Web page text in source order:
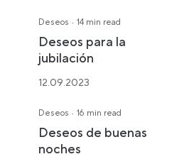
Deseos · 14 min read
Deseos para la
jubilación
12.09.2023
Deseos · 16 min read
Deseos de buenas
noches